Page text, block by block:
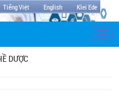
Tiếng Việt English Klei Ede
DƯỢC